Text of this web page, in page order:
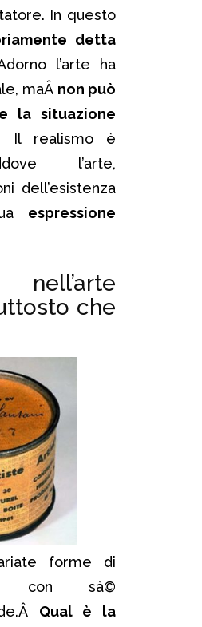
In questo
detta
l’arte ha
maÂ non può
la situazione
Il realismo è
l’arte,
dell’esistenza
espressione
che
forme di
con sà©
Qual è la